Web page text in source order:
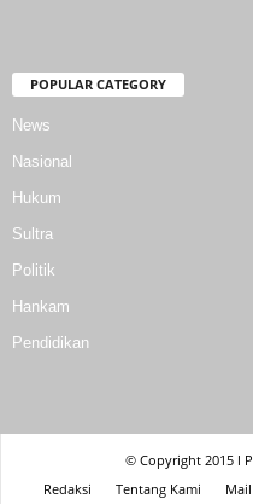
POPULAR CATEGORY
News
Nasional
Hukum
Sultra
Politik
Hankam
Pendidikan
© Copyright 2015 l
Redaksi
Tentang Kami Mail